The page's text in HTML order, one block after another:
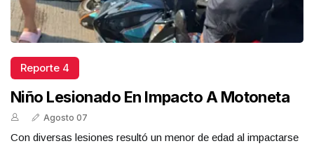
Reporte 4
Niño Lesionado En Impacto A Motoneta
Agosto 07
Con diversas lesiones resultó un menor de edad al impactarse